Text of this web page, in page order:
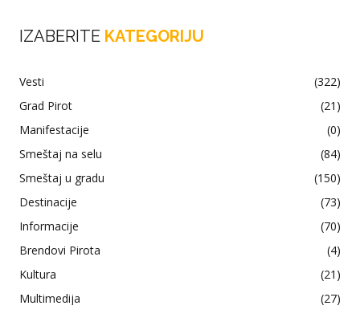
IZABERITE KATEGORIJU
Vesti
(322)
Grad Pirot
(21)
Manifestacije
(0)
Smeštaj na selu
(84)
Smeštaj u gradu
(150)
Destinacije
(73)
Informacije
(70)
Brendovi Pirota
(4)
Kultura
(21)
Multimedija
(27)